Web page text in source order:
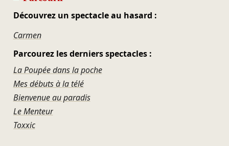
Découvrez un spectacle au hasard :
Carmen
Parcourez les derniers spectacles :
La Poupée dans la poche
Mes débuts à la télé
Bienvenue au paradis
Le Menteur
Toxxic